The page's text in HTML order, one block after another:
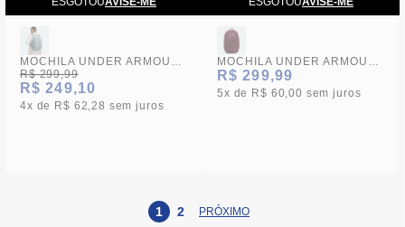
MOCHILA UNDER ARMOUR HUSTLE LITE
R$ 299,99
R$ 249,10
4x R$ 62,28 sem juros
MOCHILA UNDER ARMOUR HUSTLE LITE
R$ 299,99
5x R$ 60,00 sem juros
1 2